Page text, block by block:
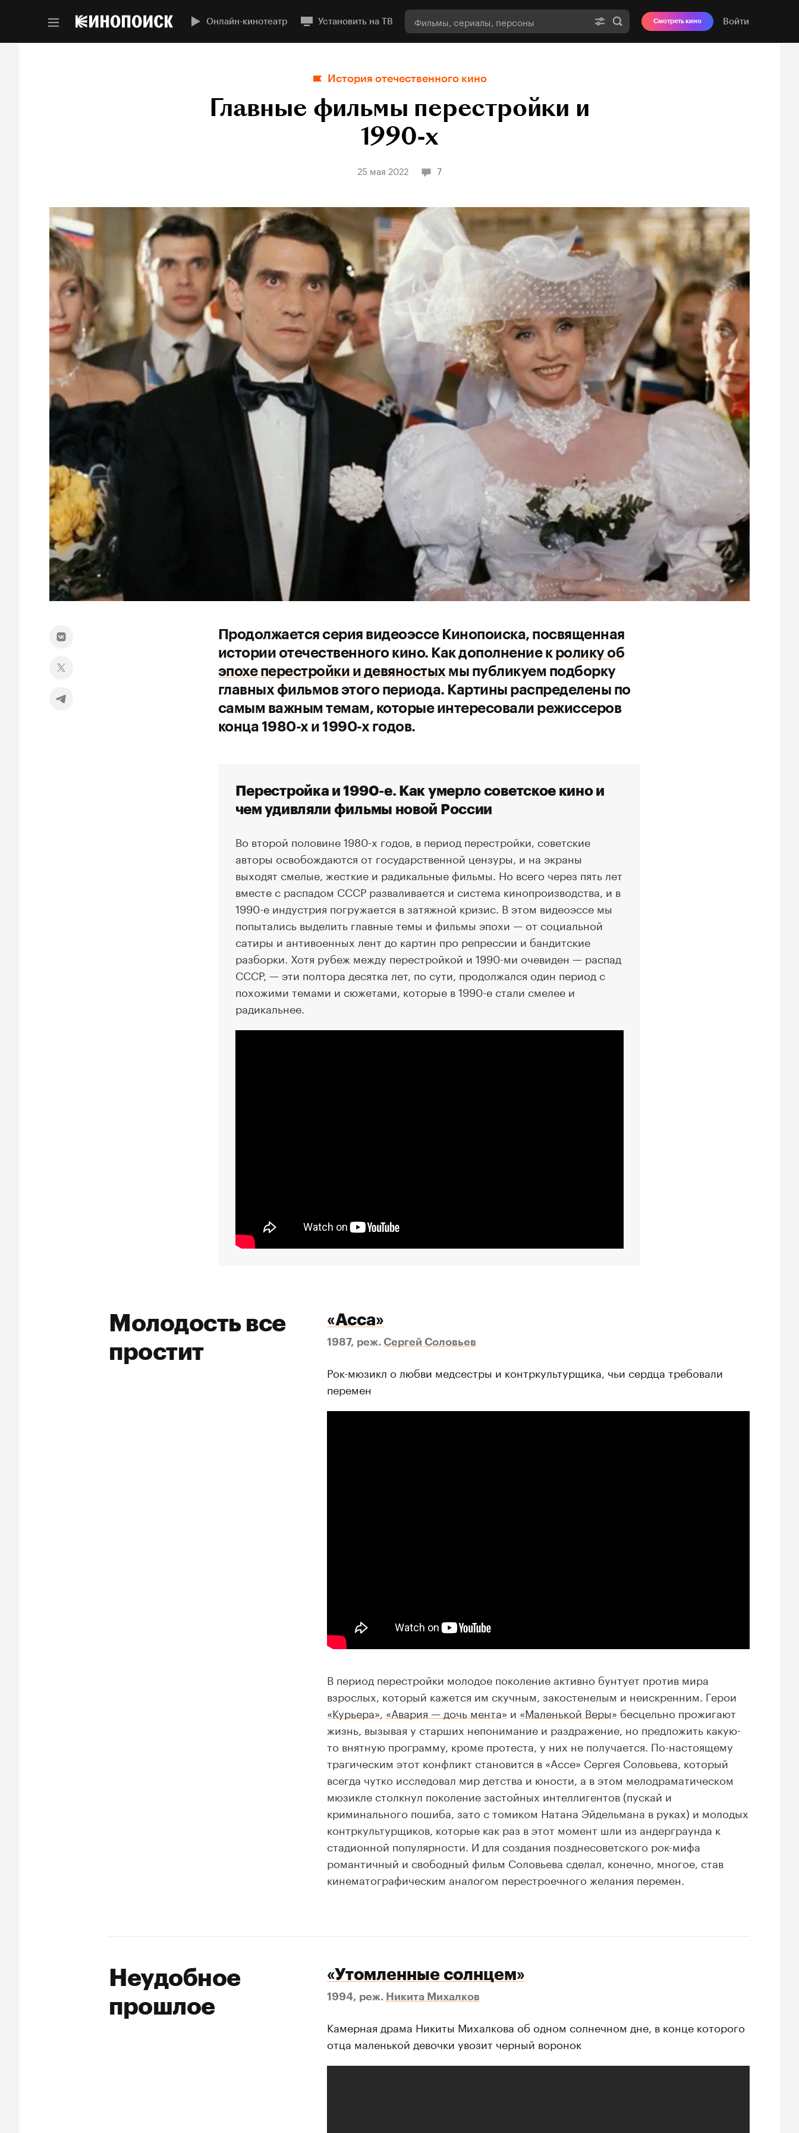
Онлайн-кинотеатр Установить на ТВ Смотреть кино Войти
История отечественного кино
Главные фильмы перестройки и
1990‑х
25 мая 2022 7
Продолжается серия видеоэссе Кинопоиска, посвященная
истории отечественного кино. Как дополнение кролику об
эпохе перестройки и девяностыхмы публикуем подборку
главных фильмов этого периода. Картины распределены по
самым важным темам, которые интересовали режиссеров
конца 1980-х и 1990-х годов.
Перестройка и 1990-е. Как умерло советское кино и
чем удивляли фильмы новой России
Во второй половине 1980-х годов, в период перестройки, советские
авторы освобождаются от государственной цензуры, и на экраны
выходят смелые, жесткие и радикальные фильмы. Но всего через пять лет
вместе с распадом СССР разваливается и система кинопроизводства, и в
1990-е индустрия погружается в затяжной кризис. В этом видеоэссе мы
попытались выделить главные темы и фильмы эпохи — от социальной
сатиры и антивоенных лент до картин про репрессии и бандитские
разборки. Хотя рубеж между перестройкой и 1990-ми очевиден — распад
СССР, — эти полтора десятка лет, по сути, продолжался один период с
похожими темами и сюжетами, которые в 1990-е стали смелее и
радикальнее.
Молодость все
простит
«Асса»
1987, реж. Сергей Соловьев
Рок-мюзикл о любви медсестры и контркультурщика, чьи сердца требовали
перемен
В период перестройки молодое поколение активно бунтует против мира
взрослых, который кажется им скучным, закостенелым и неискренним. Герои
«Курьера» «Авария — дочь мента» и «Маленькой Веры» бесцельно прожигают
жизнь, вызывая у старших непонимание и раздражение, но предложить какую-
то внятную программу, кроме протеста, у них не получается. По-настоящему
трагическим этот конфликт становится в «Ассе» Сергея Соловьева, который
всегда чутко исследовал мир детства и юности, а в этом мелодраматическом
мюзикле столкнул поколение застойных интеллигентов (пускай и
криминального пошиба, зато с томиком Натана Эйдельмана в руках) и молодых
контркультурщиков, которые как раз в этот момент шли из андерграунда к
стадионной популярности. И для создания позднесоветского рок-мифа
романтичный и свободный фильм Соловьева сделал, конечно, многое, став
кинематографическим аналогом перестроечного желания перемен.
Неудобное
прошлое
«Утомленные солнцем»
1994, реж. Никита Михалков
Камерная драма Никиты Михалкова об одном солнечном дне, в конце которого
отца маленькой девочки увозит черный воронок